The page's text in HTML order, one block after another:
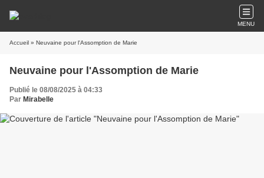
MENU
Accueil » Neuvaine pour l'Assomption de Marie
Neuvaine pour l'Assomption de Marie
Publié le 08/08/2025 à 04:33
Par Mirabelle